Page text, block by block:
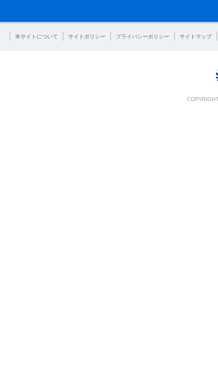
本サイトについて サイトポリシー プライバシーポリシー サイトマップ